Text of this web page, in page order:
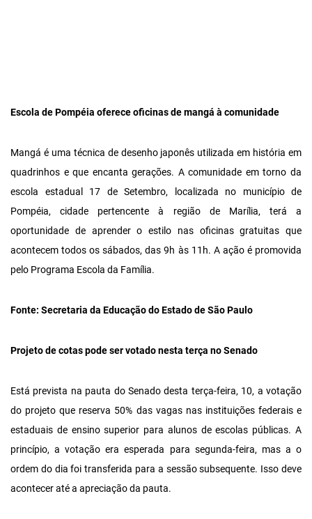
Escola de Pompéia oferece oficinas de mangá à comunidade
Mangá é uma técnica de desenho japonês utilizada em história em
quadrinhos e que encanta gerações. A comunidade em torno da
escola estadual 17 de Setembro, localizada no município de
Pompéia, cidade pertencente à região de Marília, terá a
oportunidade de aprender o estilo nas oficinas gratuitas que
acontecem todos os sábados, das 9h às 11h. A ação é promovida
pelo Programa Escola da Família.
Fonte: Secretaria da Educação do Estado de São Paulo
Projeto de cotas pode ser votado nesta terça no Senado
Está prevista na pauta do Senado desta terça-feira, 10, a votação
do projeto que reserva 50% das vagas nas instituições federais e
estaduais de ensino superior para alunos de escolas públicas. A
princípio, a votação era esperada para segunda-feira, mas a o
ordem do dia foi transferida para a sessão subsequente. Isso deve
acontecer até a apreciação da pauta.